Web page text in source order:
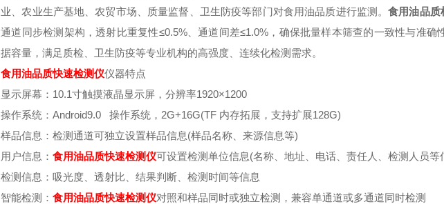
业、农业生产基地、农贸市场、质量监督、卫生防疫等部门对食用油品质进行监测。食用油品质
通道同步检测架构，透射比重复性≤0.5%、通道间差≤1.0%，确保批量样本筛查的一致性与准确
据容量，满足质检、卫生防疫等专业机构的高强度、连续化检测需求。
食用油品质快速检测仪仪器特点
显示屏幕：10.1寸触摸液晶显示屏，分辨率1920×1200
操作系统：Android9.0 操作系统，2G+16G(TF 内存拓展，支持扩展128G)
样品信息：检测通道可独立设置样品信息(样品名称、来源信息等)
用户信息：食用油品质快速检测仪可设置检测单位信息(名称、地址、电话、责任人、检测人员等
检测信息：吸光度、透射比、结果判断、检测时间等信息
智能检测：食用油品质快速检测仪对照和样品同时或独立检测，兼容单通道或多通道同时检测